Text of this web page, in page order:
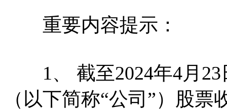
重要内容提示：
1、 截至2024年4月23
（以下简称“公司”）股